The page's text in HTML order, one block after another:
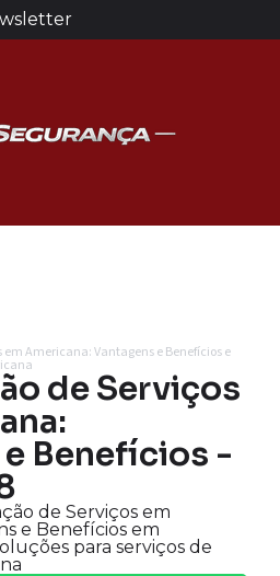
Americana: Vantagens e Benefícios e
de Serviços
Benefícios -
de Serviços em
e Benefícios em
para serviços de